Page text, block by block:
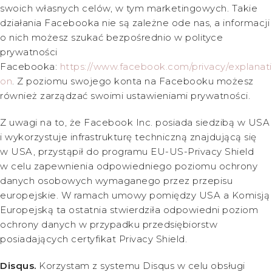
swoich własnych celów, w tym marketingowych. Takie
działania Facebooka nie są zależne ode nas, a informacji
o nich możesz szukać bezpośrednio w polityce
prywatności
Facebooka: https://www.facebook.com/privacy/explanati
on. Z poziomu swojego konta na Facebooku możesz
również zarządzać swoimi ustawieniami prywatności.
Z uwagi na to, że Facebook Inc. posiada siedzibą w USA
i wykorzystuje infrastrukturę techniczną znajdującą się
w USA, przystąpił do programu EU-US-Privacy Shield
w celu zapewnienia odpowiedniego poziomu ochrony
danych osobowych wymaganego przez przepisu
europejskie. W ramach umowy pomiędzy USA a Komisją
Europejską ta ostatnia stwierdziła odpowiedni poziom
ochrony danych w przypadku przedsiębiorstw
posiadających certyfikat Privacy Shield.
Disqus. Korzystam z systemu Disqus w celu obsługi